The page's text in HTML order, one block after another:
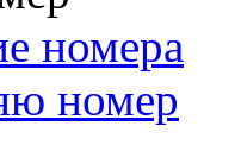
номера
номер